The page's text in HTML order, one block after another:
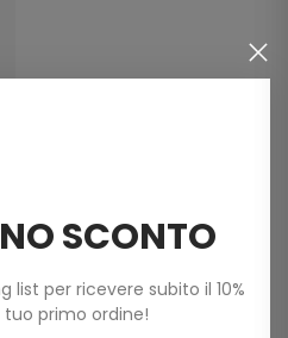
SCONTO
list per ricevere subito il 10%
primo ordine!